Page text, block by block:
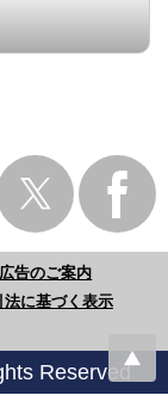
広告のご案内
法に基づく表示
Reserved